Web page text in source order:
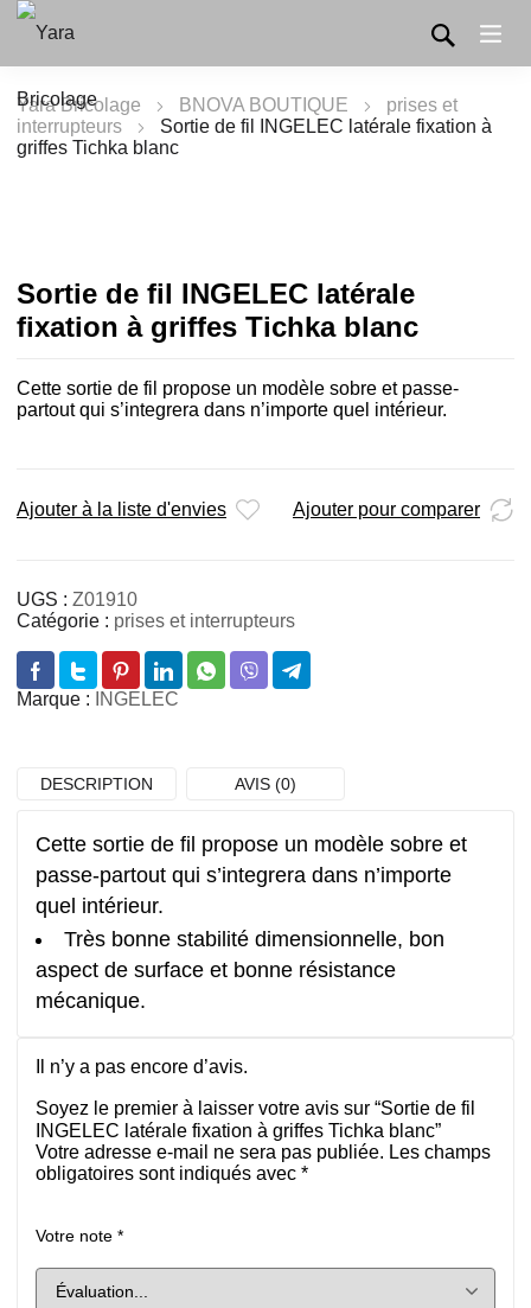
Yara Bricolage BNOVA BOUTIQUE
prises et
interrupteurs
Sortie de fil INGELEC latérale fixation à
griffes Tichka blanc
Sortie de fil INGELEC latérale
fixation à griffes Tichka blanc
Cette sortie de fil propose un modèle sobre et passe-
partout qui s’integrera dans n’importe quel intérieur.
Ajouter à la liste d'envies Ajouter pour comparer
UGS : Z01910
Catégorie : prises et interrupteurs
Marque : INGELEC
DESCRIPTION AVIS (0)
Cette sortie de fil propose un modèle sobre et
passe-partout qui s’integrera dans n’importe
quel intérieur.
Très bonne stabilité dimensionnelle, bon
aspect de surface et bonne résistance
mécanique.
Il n’y a pas encore d’avis.
Soyez le premier à laisser votre avis sur “Sortie de fil
INGELEC latérale fixation à griffes Tichka blanc”
Votre adresse e-mail ne sera pas publiée. Les champs
obligatoires sont indiqués avec *
Votre note *